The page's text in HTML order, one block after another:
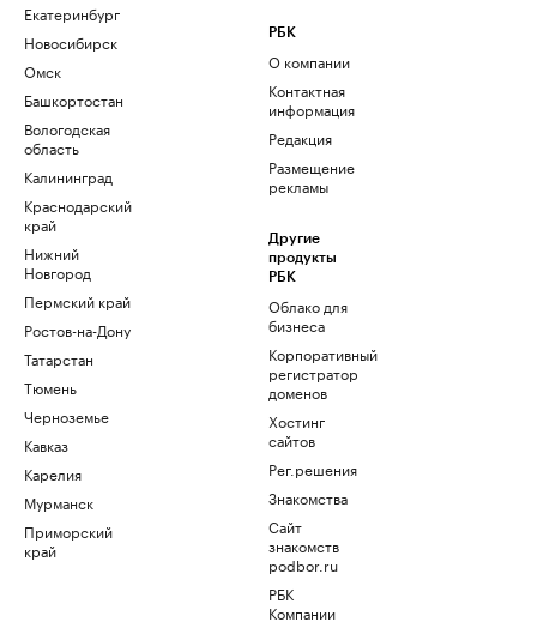
Екатеринбург
Новосибирск
Омск
Башкортостан
Вологодская
область
Калининград
Краснодарский
край
Нижний
Новгород
Пермский край
Ростов-на-Дону
Татарстан
Тюмень
Черноземье
Кавказ
Карелия
Мурманск
Приморский
край
РБК
О компании
Контактная
информация
Редакция
Размещение
рекламы
Другие
продукты
РБК
Облако для
бизнеса
Корпоративный
регистратор
доменов
Хостинг
сайтов
Рег.решения
Знакомства
Сайт
знакомств
podbor.ru
РБК
Компании